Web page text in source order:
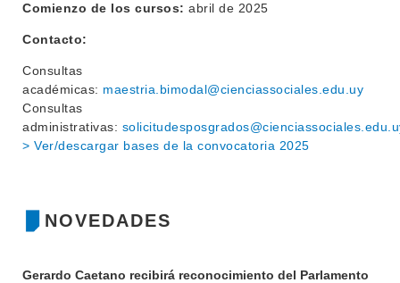
NOVEDADES
Gerardo Caetano recibirá reconocimiento del Parlamento
Comienzo de los cursos: abril de 2025
Contacto:
Consultas
académicas: maestria.bimodal@cienciassociales.edu.uy
Consultas
administrativas:
> Ver/descargar bases de la convocatoria 2025